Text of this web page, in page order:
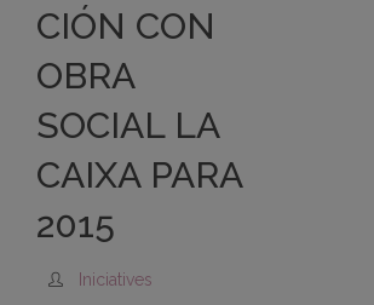
CIÓN CON
OBRA
SOCIAL LA
CAIXA PARA
2015
Iniciatives